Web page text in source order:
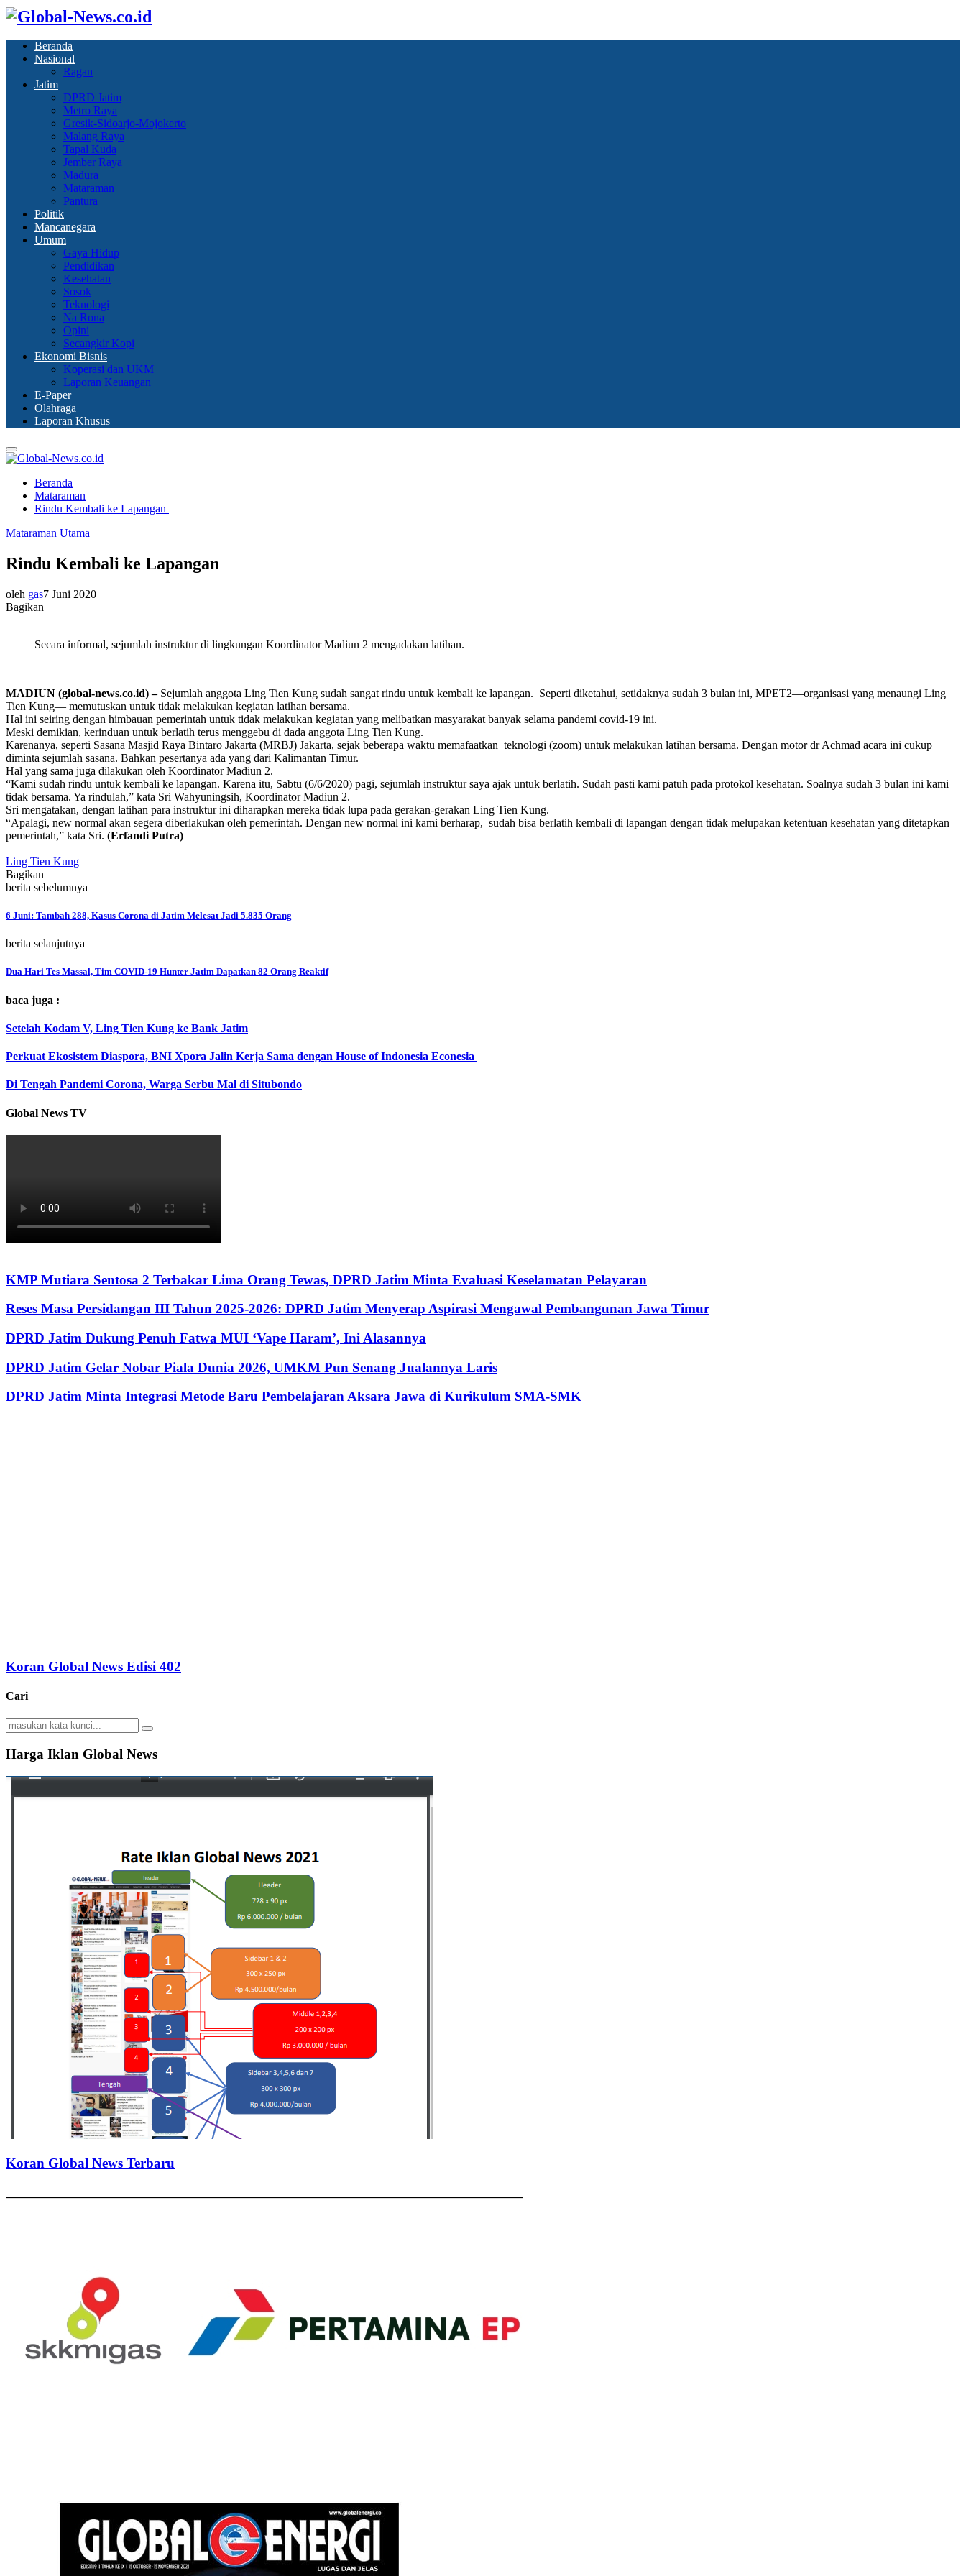
Beranda
Nasional
Ragan
Jatim
DPRD Jatim
Metro Raya
Gresik-Sidoarjo-Mojokerto
Malang Raya
Tapal Kuda
Jember Raya
Madura
Mataraman
Pantura
Politik
Mancanegara
Umum
Gaya Hidup
Pendidikan
Kesehatan
Sosok
Teknologi
Na Rona
Opini
Secangkir Kopi
Ekonomi Bisnis
Koperasi dan UKM
Laporan Keuangan
E-Paper
Olahraga
Laporan Khusus
Primary
Menu
Beranda
Mataraman
Rindu Kembali ke Lapangan
Mataraman Utama
Rindu Kembali ke Lapangan
oleh gas7 Juni 2020
Bagikan
Secara informal, sejumlah instruktur di lingkungan Koordinator Madiun 2 mengadakan latihan.
MADIUN (global-news.co.id) –Sejumlah anggota Ling Tien Kung sudah sangat rindu untuk kembali ke lapangan. Seperti diketahui, setidaknya sudah 3 bulan ini, MPET2—organisasi yang menaungi Ling
Tien Kung— memutuskan untuk tidak melakukan kegiatan latihan bersama.
Hal ini seiring dengan himbauan pemerintah untuk tidak melakukan kegiatan yang melibatkan masyarakat banyak selama pandemi covid-19 ini.
Meski demikian, kerinduan untuk berlatih terus menggebu di dada anggota Ling Tien Kung.
Karenanya, seperti Sasana Masjid Raya Bintaro Jakarta (MRBJ) Jakarta, sejak beberapa waktu memafaatkan teknologi (zoom) untuk melakukan latihan bersama. Dengan motor dr Achmad acara ini cukup
diminta sejumlah sasana. Bahkan pesertanya ada yang dari Kalimantan Timur.
Hal yang sama juga dilakukan oleh Koordinator Madiun 2.
“Kami sudah rindu untuk kembali ke lapangan. Karena itu, Sabtu (6/6/2020) pagi, sejumlah instruktur saya ajak untuk berlatih. Sudah pasti kami patuh pada protokol kesehatan. Soalnya sudah 3 bulan ini kami
tidak bersama. Ya rindulah,” kata Sri Wahyuningsih, Koordinator Madiun 2.
Sri mengatakan, dengan latihan para instruktur ini diharapkan mereka tidak lupa pada gerakan-gerakan Ling Tien Kung.
“Apalagi, new normal akan segera diberlakukan oleh pemerintah. Dengan new normal ini kami berharap, sudah bisa berlatih kembali di lapangan dengan tidak melupakan ketentuan kesehatan yang ditetapkan
pemerintah,” kata Sri. (Erfandi Putra)
Ling Tien Kung
Bagikan
berita sebelumnya
6 Juni: Tambah 288, Kasus Corona di Jatim Melesat Jadi 5.835 Orang
berita selanjutnya
Dua Hari Tes Massal, Tim COVID-19 Hunter Jatim Dapatkan 82 Orang Reaktif
baca juga :
Setelah Kodam V, Ling Tien Kung ke Bank Jatim
Perkuat Ekosistem Diaspora, BNI Xpora Jalin Kerja Sama dengan House of Indonesia Econesia
Di Tengah Pandemi Corona, Warga Serbu Mal di Situbondo
Global News TV
KMP Mutiara Sentosa 2 Terbakar Lima Orang Tewas, DPRD Jatim Minta Evaluasi Keselamatan Pelayaran
Reses Masa Persidangan III Tahun 2025-2026: DPRD Jatim Menyerap Aspirasi Mengawal Pembangunan Jawa Timur
DPRD Jatim Dukung Penuh Fatwa MUI ‘Vape Haram’, Ini Alasannya
DPRD Jatim Gelar Nobar Piala Dunia 2026, UMKM Pun Senang Jualannya Laris
DPRD Jatim Minta Integrasi Metode Baru Pembelajaran Aksara Jawa di Kurikulum SMA-SMK
Koran Global News Edisi 402
Cari
Search
for:
Search
Harga Iklan Global News
Koran Global News Terbaru